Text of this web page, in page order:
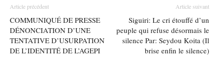
Article précédent
COMMUNIQUÉ DE PRESSE
DÉNONCIATION D’UNE
TENTATIVE D’USURPATION
DE L’IDENTITÉ DE L’AGEPI
Article suivant
Siguiri: Le cri étouffé d’un
peuple qui refuse désormais le
silence Par: Seydou Koita (Il
brise enfin le silence)